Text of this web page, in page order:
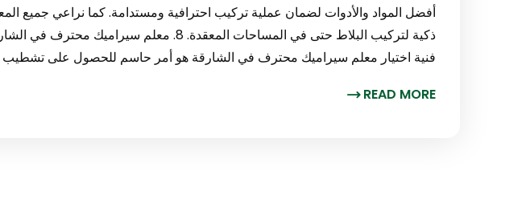
أفضل المواد والأدوات لضمان عملية تركيب احترافية ومستدامة. كما نراعي جميع
ذكية لتركيب البلاط حتى في المساحات المعقدة. 8. معلم
فنية اختيار معلم سيراميك محترف في الشارقة هو أمر حاسم للحصول على تشطيب
READ MORE